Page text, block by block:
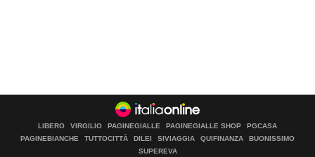
LIBERO VIRGILIO PAGINEGIALLE PAGINEGIALLE SHOP
PGCASA
PAGINEBIANCHE
TUTTOCITTÀ DILEI SIVIAGGIA QUIFINANZA
BUONISSIMO
SUPEREVA